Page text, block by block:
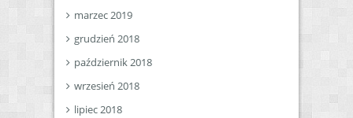
marzec 2019
grudzień 2018
październik 2018
wrzesień 2018
lipiec 2018